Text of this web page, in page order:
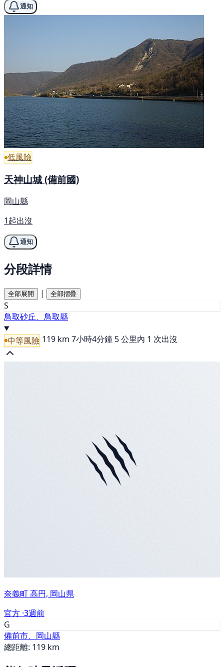
通知
低風險
天神山城 (備前國)
岡山縣
1起出沒
通知
分段詳情
全部展開 | 全部摺疊
S
鳥取砂丘、鳥取縣
中等風險 119 km 7小時4分鐘 5 公里內 1 次出沒
奈義町 高円, 岡山県
官方 ·3週前
G
備前市、岡山縣
總距離: 119 km